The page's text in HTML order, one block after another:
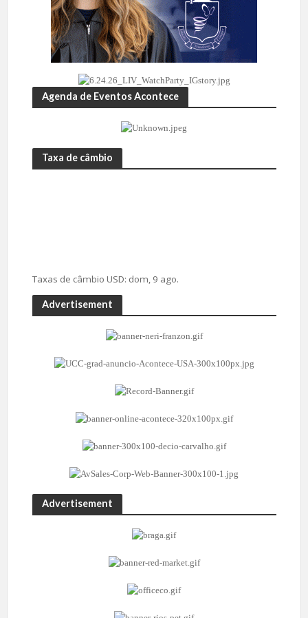
Agenda de Eventos Acontece
Taxa de câmbio
Taxas de câmbio USD: dom, 9 ago.
Advertisement
Advertisement